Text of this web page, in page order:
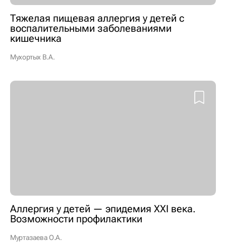
Тяжелая пищевая аллергия у детей с
воспалительными заболеваниями
кишечника
Мухортых В.А.
Аллергия у детей — эпидемия XXI века.
Возможности профилактики
Муртазаева О.А.